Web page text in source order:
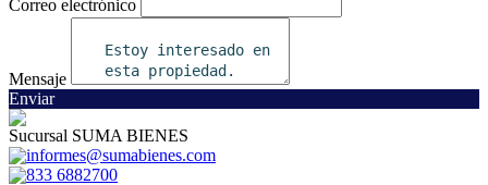
Correo electrónico
Mensaje
Enviar
Sucursal SUMA BIENES
informes@sumabienes.com
833 6882700